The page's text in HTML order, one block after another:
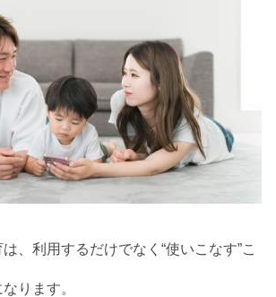
、利用するだけでなく“使いこなす”こ
ります。